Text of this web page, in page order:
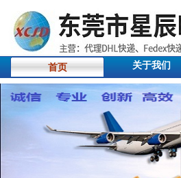
首页 关于我们